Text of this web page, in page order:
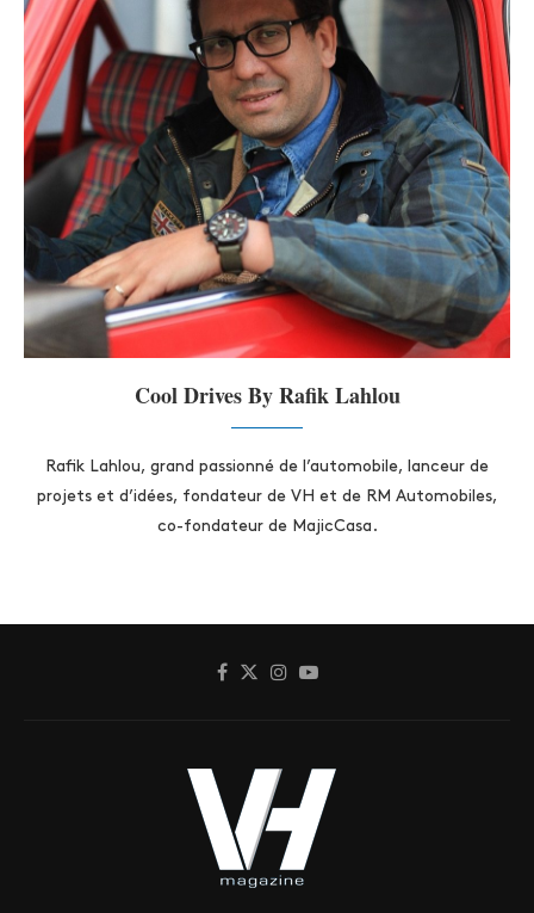
Cool Drives By Rafik Lahlou
Rafik Lahlou, grand passionné de l’automobile, lanceur de
projets et d’idées, fondateur de VH et de RM Automobiles,
co-fondateur de MajicCasa.